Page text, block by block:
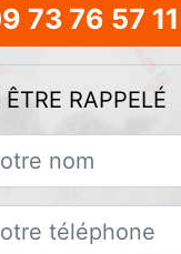
73 76 57 11
ÊTRE RAPPELÉ